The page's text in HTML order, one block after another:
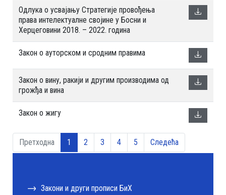
Oдлука о усвајању Стратегије провођења
права интелектуалне својине у Босни и
Херцеговини 2018. – 2022. година
Закон о ауторском и сродним правима
Закон о вину, ракији и другим производима од
грожђа и вина
Закон о жигу
Претходна 1 2 3 4 5 Следећа
Закони и други прописи БиХ